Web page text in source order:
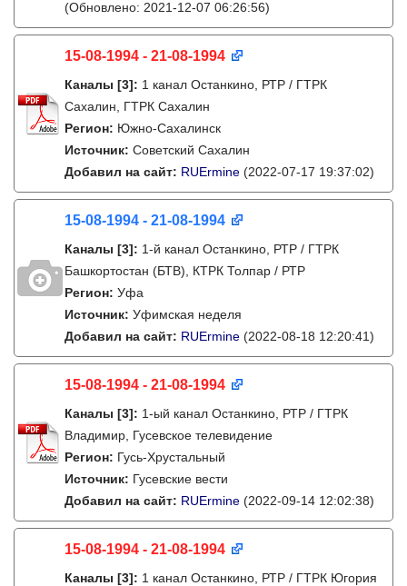
(Обновлено: 2021-12-07 06:26:56)
15-08-1994 - 21-08-1994
Каналы [3]: 1 канал Останкино, РТР / ГТРК
Сахалин, ГТРК Сахалин
Регион: Южно-Сахалинск
Источник: Советский Сахалин
Добавил на сайт: RUErmine (2022-07-17 19:37:02)
15-08-1994 - 21-08-1994
Каналы [3]: 1-й канал Останкино, РТР / ГТРК
Башкортостан (БТВ), КТРК Толпар / РТР
Регион: Уфа
Источник: Уфимская неделя
Добавил на сайт: RUErmine (2022-08-18 12:20:41)
15-08-1994 - 21-08-1994
Каналы [3]: 1-ый канал Останкино, РТР / ГТРК
Владимир, Гусевское телевидение
Регион: Гусь-Хрустальный
Источник: Гусевские вести
Добавил на сайт: RUErmine (2022-09-14 12:02:38)
15-08-1994 - 21-08-1994
Каналы [3]: 1 канал Останкино, РТР / ГТРК Югория